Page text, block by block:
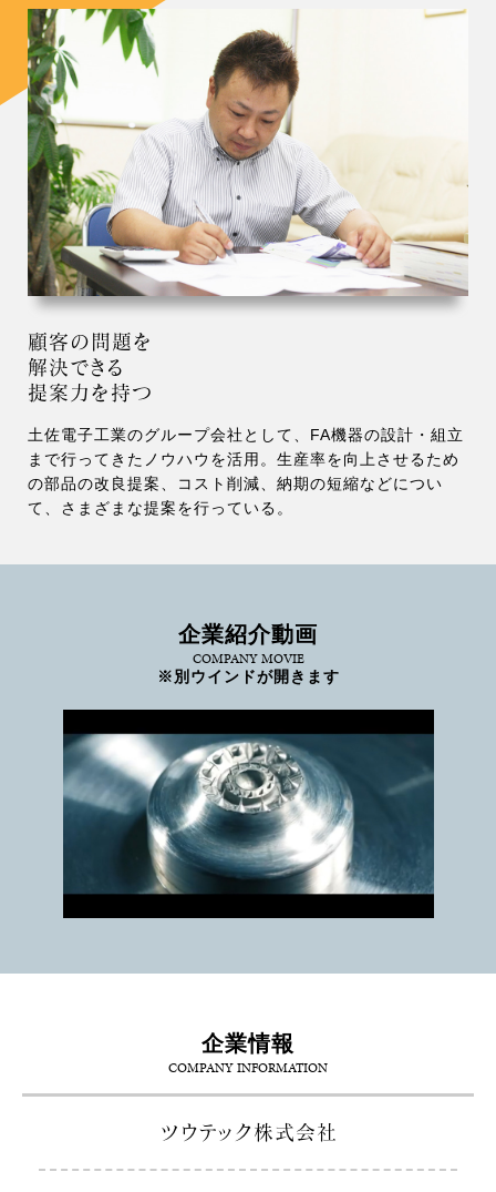
顧客の問題を
解決できる
提案力を持つ
土佐電子工業のグループ会社として、FA機器の設計・組立
まで行ってきたノウハウを活用。生産率を向上させるため
の部品の改良提案、コスト削減、納期の短縮などについ
て、さまざまな提案を行っている。
企業紹介動画
COMPANY MOVIE
※別ウインドが開きます
企業情報
COMPANY INFORMATION
ツウテック株式会社